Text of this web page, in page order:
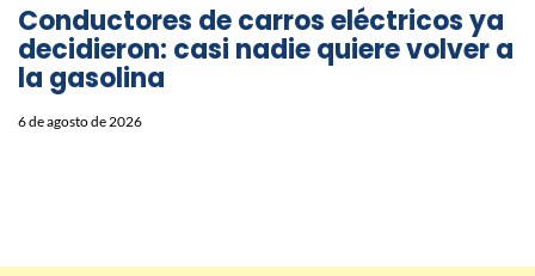
Conductores de carros eléctricos ya
decidieron: casi nadie quiere volver a
la gasolina
6 de agosto de 2026